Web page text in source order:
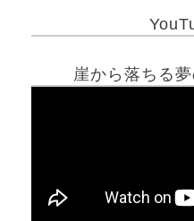
崖から落ちる